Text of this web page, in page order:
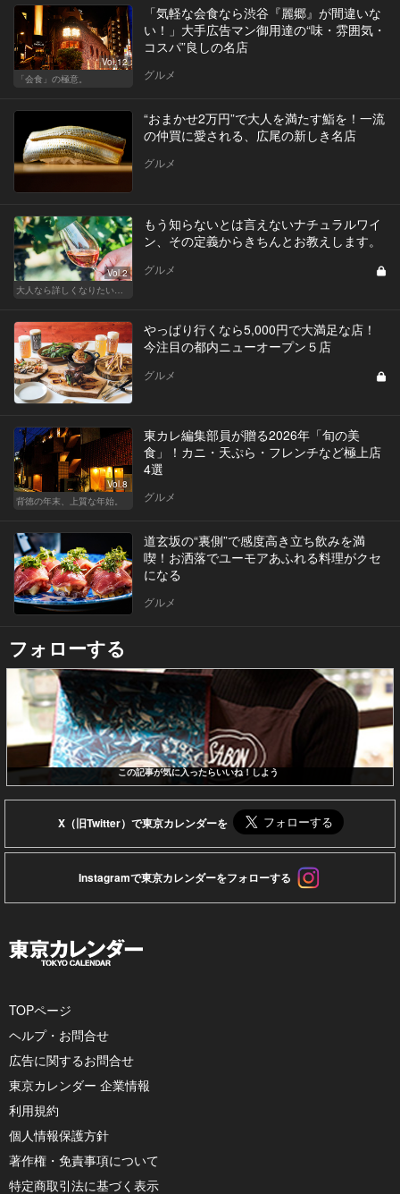
Vol.12
「会食」の極意。
「気軽な会食なら渋谷『麗郷』が間違いな
い！」大手広告マン御用達の“味・雰囲気・
コスパ”良しの名店
グルメ
“おまかせ2万円”で大人を満たす鮨を！一流
の仲買に愛される、広尾の新しき名店
グルメ
Vol.2
もう知らないとは言えないナチュラルワイ
ン、その定義からきちんとお教えします。
グルメ
やっぱり行くなら5,000円で大満足な店！
今注目の都内ニューオープン５店
グルメ
Vol.8
背徳の年末、上質な年始。
東カレ編集部員が贈る2026年「旬の美
食」！カニ・天ぷら・フレンチなど極上店
4選
グルメ
道玄坂の“裏側”で感度高き立ち飲みを満
喫！お洒落でユーモアあふれる料理がクセ
になる
グルメ
フォローする
この記事が気に入ったらいいね！しよう
X（旧Twitter）で東京カレンダーを
Instagramで東京カレンダーをフォローする
TOPページ
ヘルプ・お問合せ
広告に関するお問合せ
東京カレンダー 企業情報
利用規約
個人情報保護方針
著作権・免責事項について
特定商取引法に基づく表示